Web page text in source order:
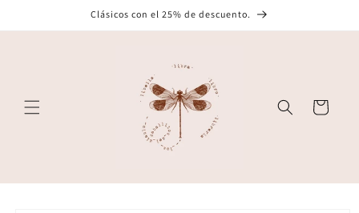
al contenido
Clásicos con el 25% de descuento.
Carrito